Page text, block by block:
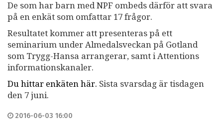
De som har barn med NPF ombeds därför att svara
på en enkät som omfattar 17 frågor.
Resultatet kommer att presenteras på ett
seminarium under Almedalsveckan på Gotland
som Trygg-Hansa arrangerar, samt i Attentions
informationskanaler.
Du hittar enkäten här. Sista svarsdag är tisdagen
den 7 juni.
2016-06-03 16:00